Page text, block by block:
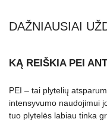
DAŽNIAUSIAI
KĄ REIŠKIA PEI
PEI – tai plytelių
intensyvumo naudojimui
tuo plytelės labiau tinka